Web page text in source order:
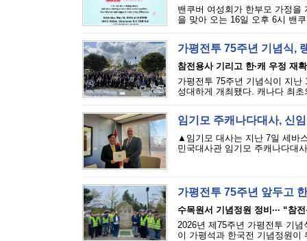
밴쿠버 여성회가 한부모 가정을
을 맞아 오는 16일 오후 6시 밴
가평전투 75주년 기념식,
참전용사 기리고 한·캐 우정 재
가평전투 75주년 기념식이 지
성대하게 개최됐다. 캐나다 최
임기모 주캐나다대사, 신
▲임기모 대사는 지난 7일 세바
민국대사관 임기모 주캐나다대
가평전투 75주년 앞두고
수목원서 기념정원 정비··· “참
2026년 제75주년 가평전투 기
이 가평석과 한국전 기념정원이